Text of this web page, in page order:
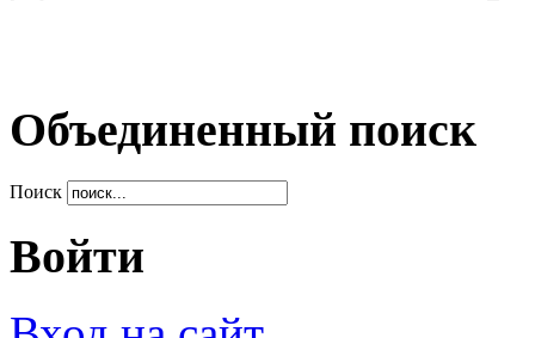
Объединенный поиск
Поиск
Войти